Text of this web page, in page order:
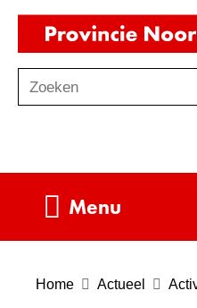
o
Zoeken
Menu
Home Actueel